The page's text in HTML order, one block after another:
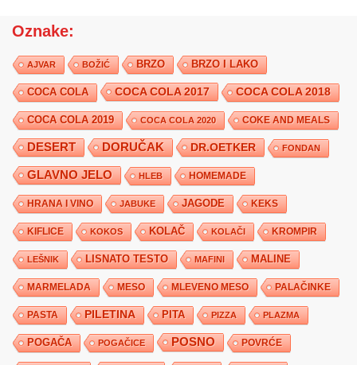
Oznake:
AJVAR BOŽIĆ BRZO BRZO I LAKO
COCA COLA COCA COLA 2017 COCA COLA 2018
COCA COLA 2019 COCA COLA 2020 COKE AND MEALS
DESERT DORUČAK DR.OETKER FONDAN
GLAVNO JELO HLEB HOMEMADE
HRANA I VINO JABUKE JAGODE KEKS
KIFLICE KOKOS KOLAČ KOLAČI KROMPIR
LEŠNIK LISNATO TESTO MAFINI MALINE
MARMELADA MESO MLEVENO MESO PALAČINKE
PASTA PILETINA PITA PIZZA PLAZMA
POGAČA POGAČICE POSNO POVRĆE